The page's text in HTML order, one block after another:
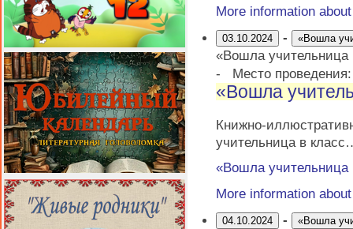
More information
03.10.2024 - «Вошла
«Вошла
-
Место
«Вошла
Книжно-
учительница в
«Вошла
More information
04.10.2024 - «Вошла